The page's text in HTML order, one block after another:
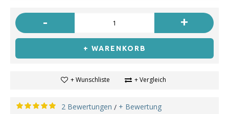
- +
+ WARENKORB
+ Wunschliste + Vergleich
2 Bewertungen / + Bewertung